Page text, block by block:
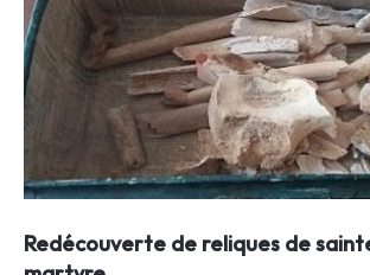
Redécouverte de reliques de